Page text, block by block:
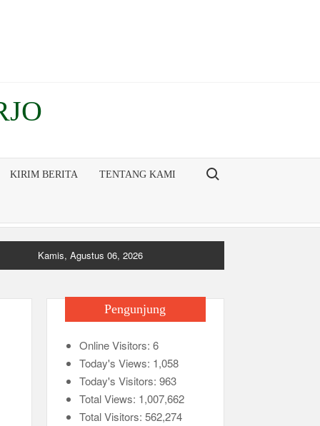
KIRIM BERITA TENTANG KAMI Search for:
Kamis, Agustus 06, 2026
Pengunjung
Online Visitors: 6
Today's Views: 1,058
Today's Visitors: 963
Total Views: 1,007,662
Total Visitors: 562,274